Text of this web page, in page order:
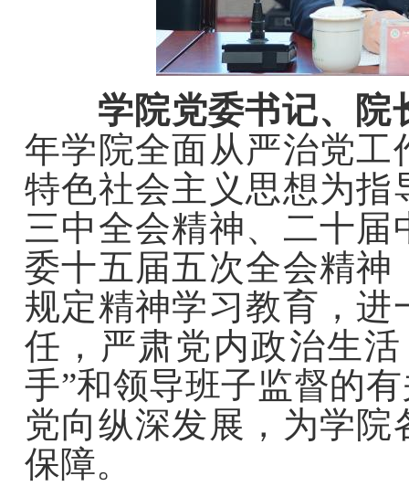
学院党委书记、院
年学院全面从严治党
特色社会主义思想为
三中全会精神、二十
委十五届五次全会精
规定精神学习教育，
任，严肃党内政治生
手”和领导班子监督的
党向纵深发展，为学
保障。